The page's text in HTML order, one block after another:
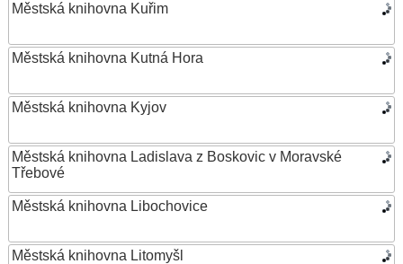
Městská knihovna Kuřim
Městská knihovna Kutná Hora
Městská knihovna Kyjov
Městská knihovna Ladislava z Boskovic v Moravské
Třebové
Městská knihovna Libochovice
Městská knihovna Litomyšl